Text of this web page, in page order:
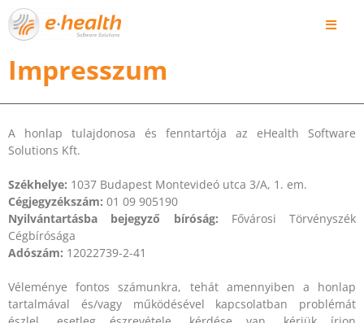
Impresszum
A honlap tulajdonosa és fenntartója az eHealth Software
Solutions Kft.
Székhelye: 1037 Budapest Montevideó utca 3/A, 1. em.
Cégjegyzékszám: 01 09 905190
Nyilvántartásba bejegyző bíróság: Fővárosi Törvényszék
Cégbírósága
Adószám: 12022739-2-41
Véleménye fontos számunkra, tehát amennyiben a honlap
tartalmával és/vagy működésével kapcsolatban problémát